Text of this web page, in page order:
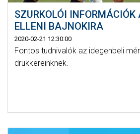
SZURKOLÓI
ELLENI BAJNOKIRA
2020-02-21 12:30:00
Fontos tudnivalók az idegenbeli
drukkereinknek.